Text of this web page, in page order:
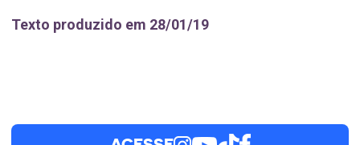
Texto produzido em 28/01/19